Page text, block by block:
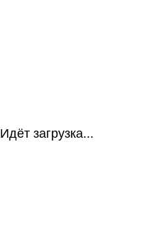
Идёт загрузка...